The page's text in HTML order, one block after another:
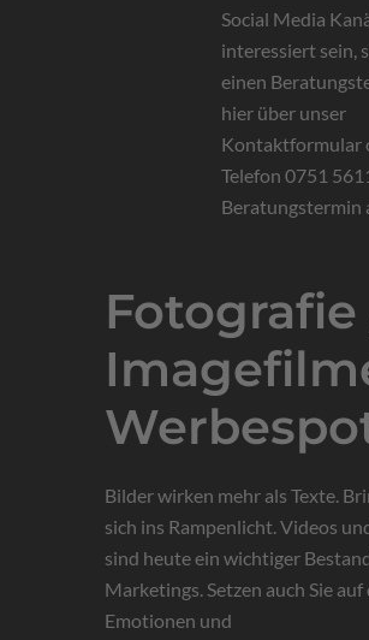
Social Media
interessiert sein,
einen
hier über unser
Kontaktformular
Telefon 0751
Beratungstermin
Fotografie
Bilder wirken mehr als Texte.
sich ins Rampenlicht. Videos
sind heute ein wichtiger
Marketings. Setzen auch Sie auf
Emotionen und